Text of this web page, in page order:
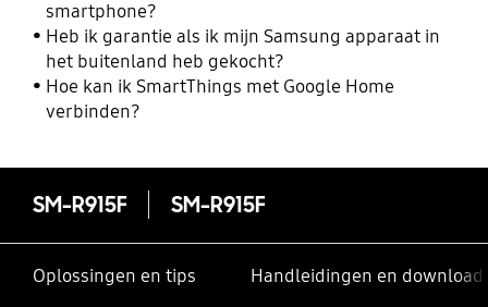
smartphone?
Heb ik garantie als ik mijn Samsung apparaat in
het buitenland heb gekocht?
Hoe kan ik SmartThings met Google Home
verbinden?
SM-R915F SM-R915F
Oplossingen en tips Handleidingen en